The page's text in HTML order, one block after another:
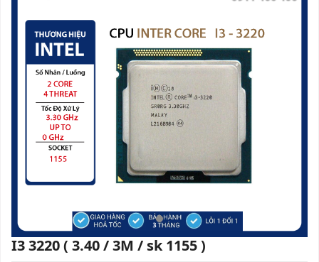
I3 3220 ( 3.40 / 3M / sk 1155 )